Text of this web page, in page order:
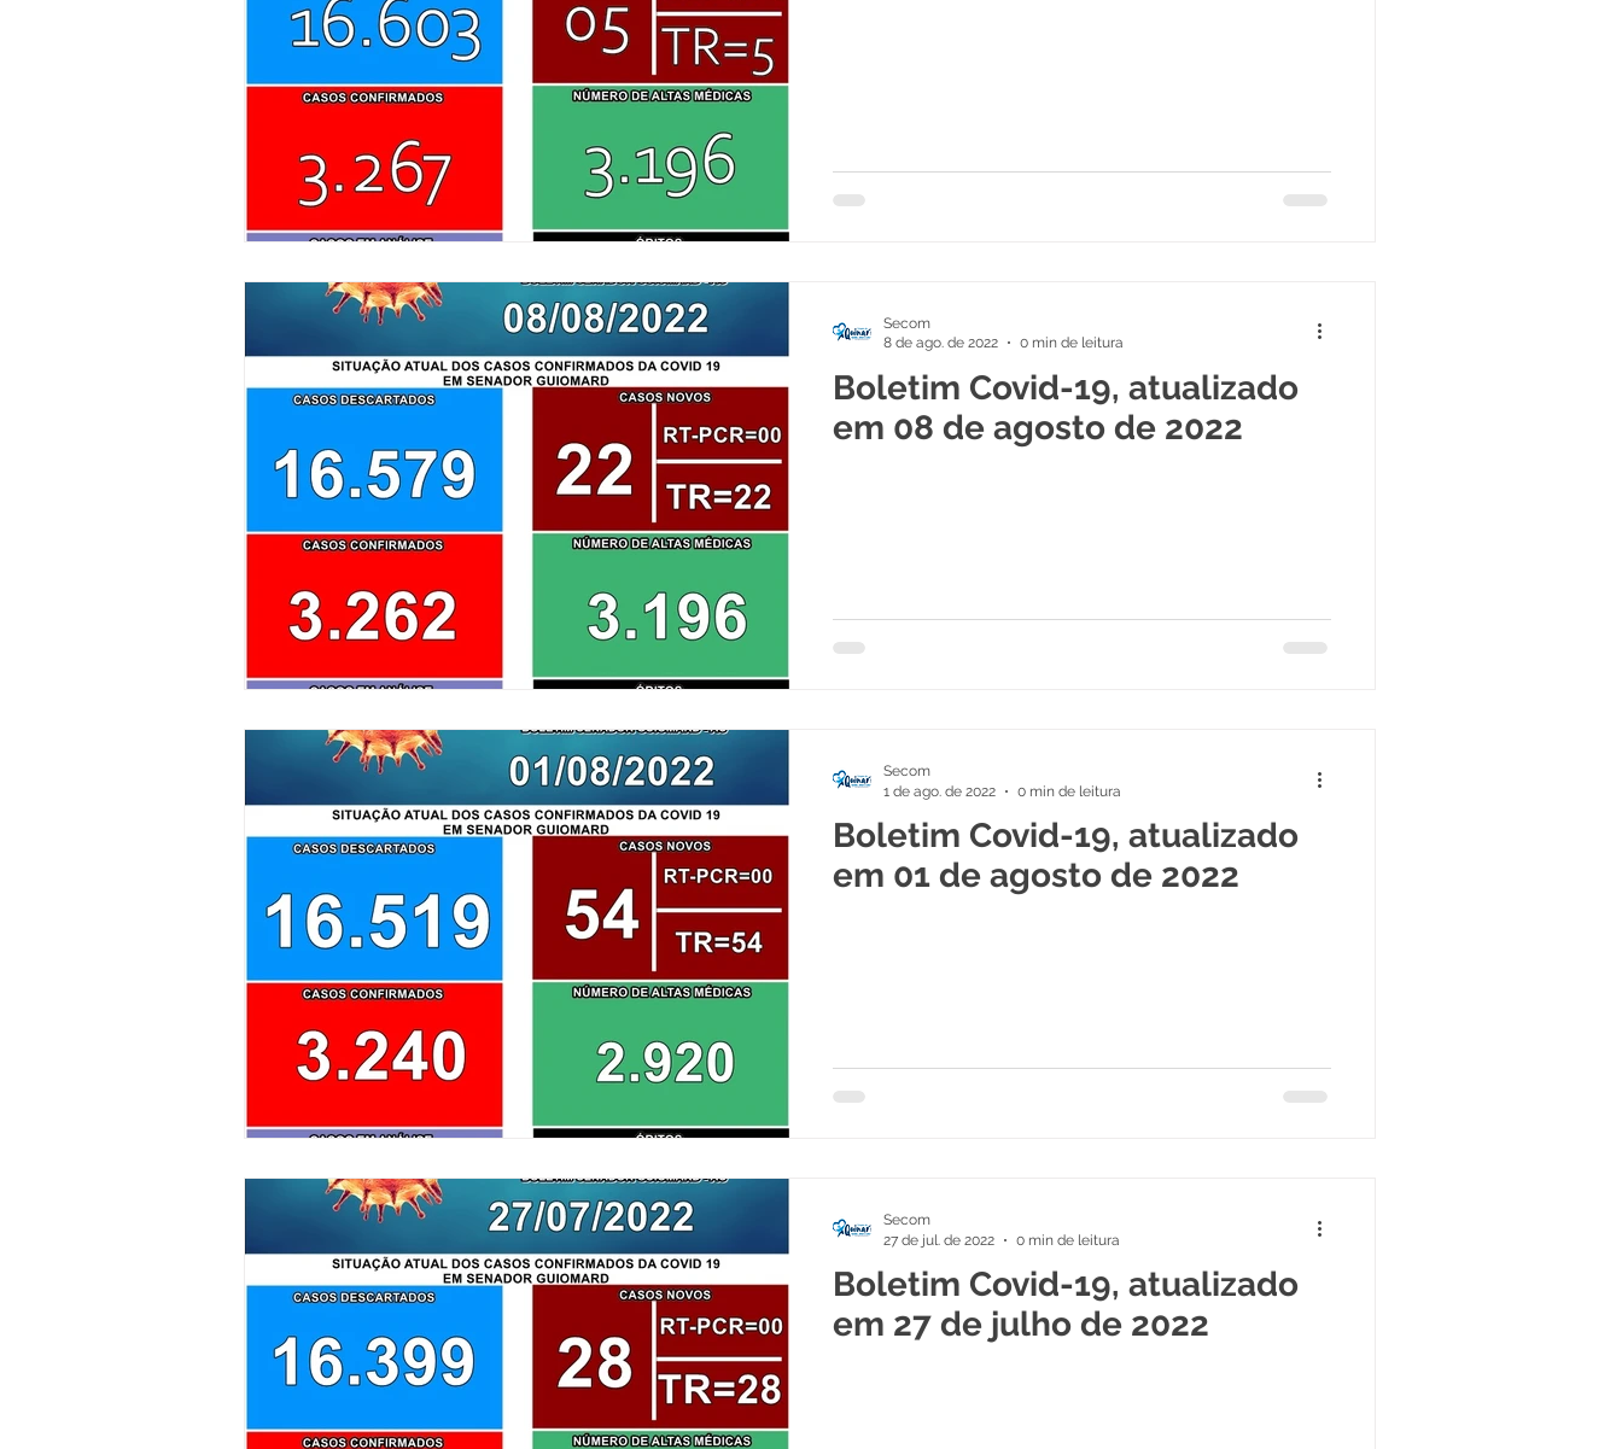
Boletim Covid-19, atualizado
em 08 de agosto de 2022
Secom
8 de ago. de 2022
0 min de leitura
Boletim Covid-19, atualizado
em 01 de agosto de 2022
Secom
1 de ago. de 2022
0 min de leitura
Boletim Covid-19, atualizado
em 27 de julho de 2022
Secom
27 de jul. de 2022
0 min de leitura